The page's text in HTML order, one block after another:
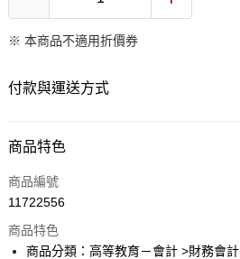
※ 本商品不適用折價券
付款與運送方式
付款方式
信用卡一次付款
Google Pay
商品特色
商品編號
11722556
商品特色
商品分類：高等教育－會計 >財務會計